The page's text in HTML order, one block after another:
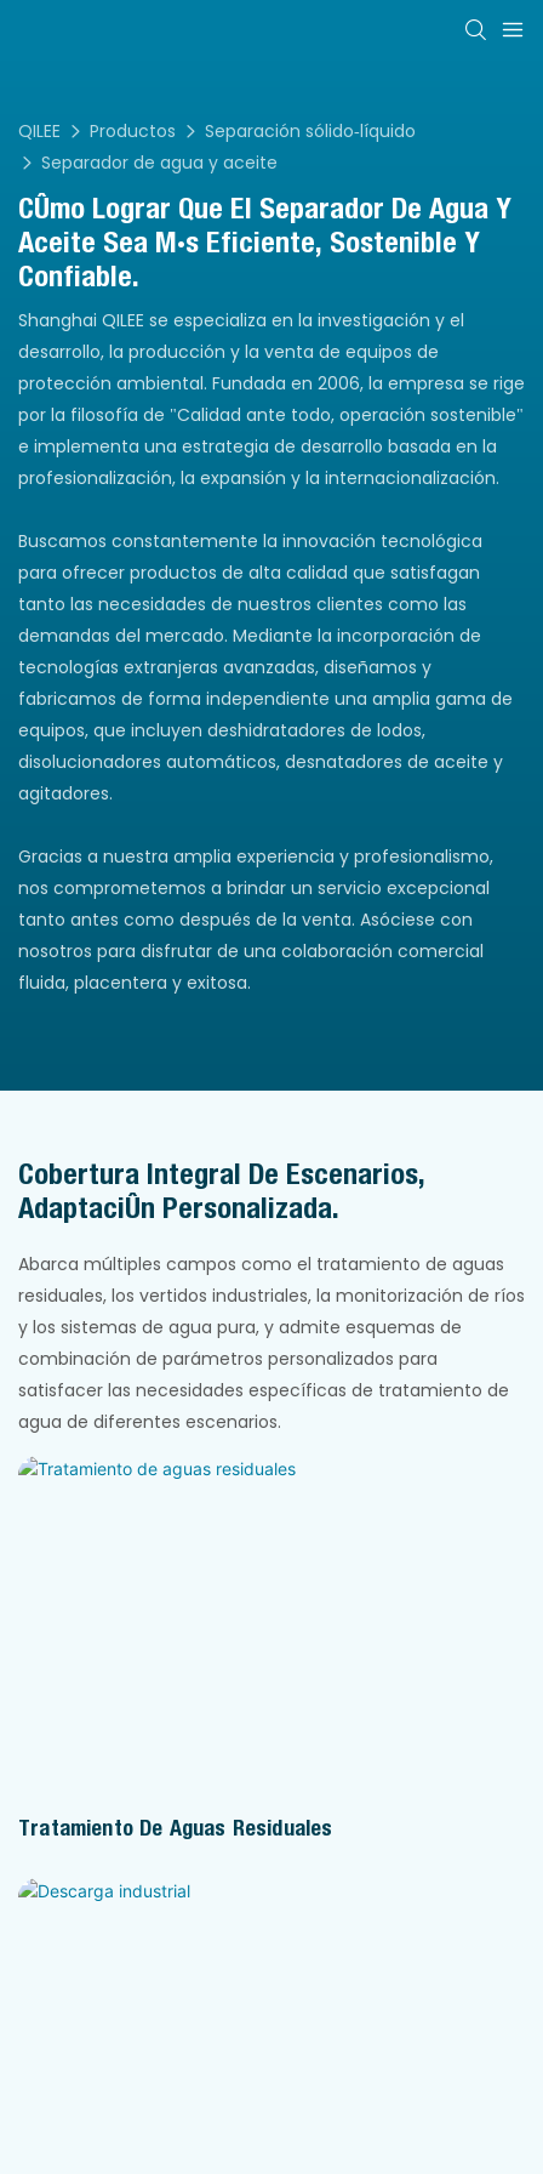
QILEE Productos
Separación sólido-líquido
Separador de agua y aceite
Cómo Lograr Que El Separador De Agua Y
Aceite Sea Más Eficiente, Sostenible Y
Confiable.
Shanghai QILEE se especializa en la investigación y el
desarrollo, la producción y la venta de equipos de
protección ambiental. Fundada en 2006, la empresa se rige
por la filosofía de "Calidad ante todo, operación sostenible"
e implementa una estrategia de desarrollo basada en la
profesionalización, la expansión y la internacionalización.
Buscamos constantemente la innovación tecnológica
para ofrecer productos de alta calidad que satisfagan
tanto las necesidades de nuestros clientes como las
demandas del mercado. Mediante la incorporación de
tecnologías extranjeras avanzadas, diseñamos y
fabricamos de forma independiente una amplia gama de
equipos, que incluyen deshidratadores de lodos,
disolucionadores automáticos, desnatadores de aceite y
agitadores.
Gracias a nuestra amplia experiencia y profesionalismo,
nos comprometemos a brindar un servicio excepcional
tanto antes como después de la venta. Asóciese con
nosotros para disfrutar de una colaboración comercial
fluida, placentera y exitosa.
Cobertura Integral De Escenarios,
Adaptación Personalizada.
Abarca múltiples campos como el tratamiento de aguas
residuales, los vertidos industriales, la monitorización de ríos
y los sistemas de agua pura, y admite esquemas de
combinación de parámetros personalizados para
satisfacer las necesidades específicas de tratamiento de
agua de diferentes escenarios.
Tratamiento De Aguas Residuales